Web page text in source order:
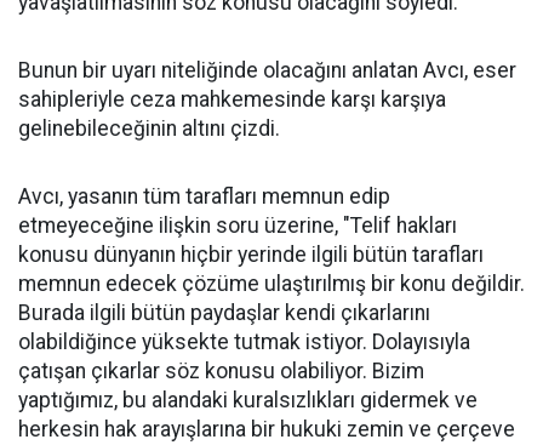
Bunun bir uyarı niteliğinde olacağını anlatan Avcı, eser
sahipleriyle ceza mahkemesinde karşı karşıya
gelinebileceğinin altını çizdi.
Avcı, yasanın tüm tarafları memnun edip
etmeyeceğine ilişkin soru üzerine, "Telif hakları
konusu dünyanın hiçbir yerinde ilgili bütün tarafları
memnun edecek çözüme ulaştırılmış bir konu değildir.
Burada ilgili bütün paydaşlar kendi çıkarlarını
olabildiğince yüksekte tutmak istiyor. Dolayısıyla
çatışan çıkarlar söz konusu olabiliyor. Bizim
yaptığımız, bu alandaki kuralsızlıkları gidermek ve
herkesin hak arayışlarına bir hukuki zemin ve çerçeve